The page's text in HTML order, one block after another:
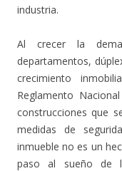
industria.
Al crecer la
departamentos,
crecimiento
Reglamento
construcciones que
medidas de
inmueble no es un
paso al sueño de